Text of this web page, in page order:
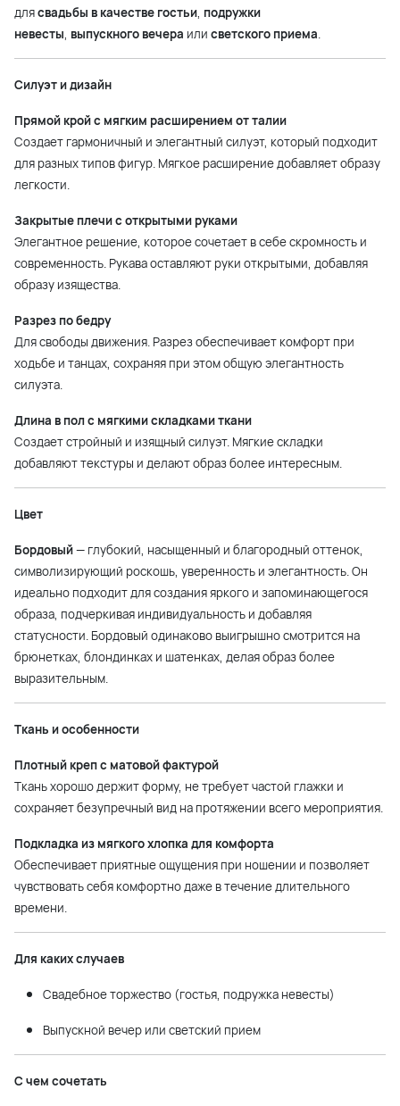
длясвадьбы в качестве гостьи подружки
невесты выпускного вечера или светского приема
Силуэт и дизайн
Прямой крой с мягким расширением от талии
Создает гармоничный и элегантный силуэт, который подходит
для разных типов фигур. Мягкое расширение добавляет образу
легкости.
Закрытые плечи с открытыми руками
Элегантное решение, которое сочетает в себе скромность и
современность. Рукава оставляют руки открытыми, добавляя
образу изящества.
Разрез по бедру
Для свободы движения. Разрез обеспечивает комфорт при
ходьбе и танцах, сохраняя при этом общую элегантность
силуэта.
Длина в пол с мягкими складками ткани
Создает стройный и изящный силуэт. Мягкие складки
добавляют текстуры и делают образ более интересным.
Цвет
Бордовый— глубокий, насыщенный и благородный оттенок,
символизирующий роскошь, уверенность и элегантность. Он
идеально подходит для создания яркого и запоминающегося
образа, подчеркивая индивидуальность и добавляя
статусности. Бордовый одинаково выигрышно смотрится на
брюнетках, блондинках и шатенках, делая образ более
выразительным.
Ткань и особенности
Плотный креп с матовой фактурой
Ткань хорошо держит форму, не требует частой глажки и
сохраняет безупречный вид на протяжении всего мероприятия.
Подкладка из мягкого хлопка для комфорта
Обеспечивает приятные ощущения при ношении и позволяет
чувствовать себя комфортно даже в течение длительного
времени.
Для каких случаев
Свадебное торжество (гостья, подружка невесты)
Выпускной вечер или светский прием
С чем сочетать